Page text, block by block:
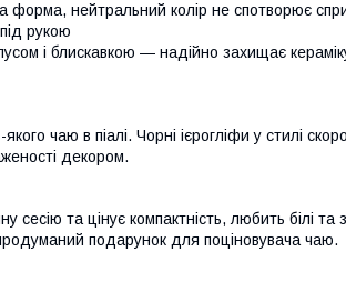
форма, нейтральний колір не спотворює
рукою
і блискавкою — надійно захищає
чаю в піалі. Чорні ієрогліфи у стилі
декором.
та цінує компактність, любить білі та
подарунок для поціновувача чаю.